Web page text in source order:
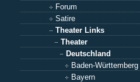
Forum
Satire
Theater Links
Theater
Deutschland
Baden-Württemberg
Bayern